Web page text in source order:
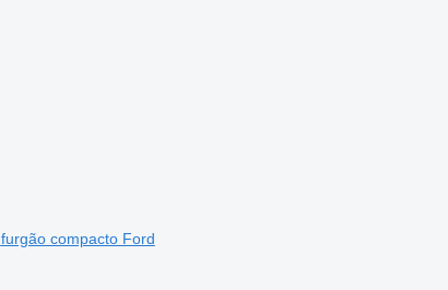
furgão compacto Ford